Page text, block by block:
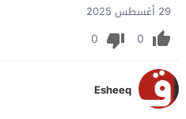
29 أغسطس 2025
0
0
Esheeq